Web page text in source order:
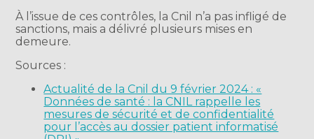
À l’issue de ces contrôles, la Cnil n’a pas infligé de
sanctions, mais a délivré plusieurs mises en
demeure.
Sources :
Actualité de la Cnil du 9 février 2024 : «
Données de santé : la CNIL rappelle les
mesures de sécurité et de confidentialité
pour l’accès au dossier patient informatisé